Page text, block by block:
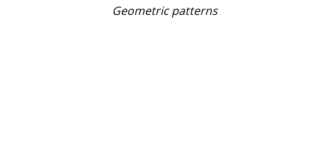
Geometric patterns